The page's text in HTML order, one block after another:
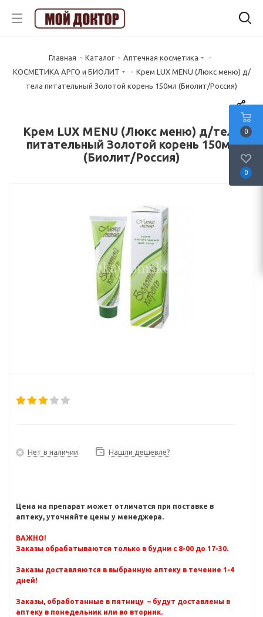
Главная - Каталог - Аптечная косметика
-
КОСМЕТИКА АРГО и БИОЛИТ
- Крем LUX MENU (Люкс меню) д/
тела питательный Золотой корень 150мл (Биолит/Россия)
Крем LUX MENU (Люкс меню) д/тела
питательный Золотой корень 150мл
(Биолит/Россия)
Нет в наличии Нашли дешевле?
Цена на препарат может отличатся при поставке в
аптеку, уточняйте цены у менеджера.
ВАЖНО!
Заказы обрабатываются только в будни с 8-00 до 17-30.
Заказы доставляются в выбранную аптеку в течение 1-4
дней!
Заказы, обработанные в пятницу – будут доставлены в
аптеку в понедельник или во вторник.
0
0